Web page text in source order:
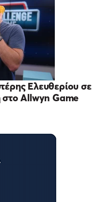
Ελευθερίου σε
στο Allwyn Game